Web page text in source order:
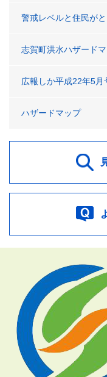
警戒レベルと住民が
志賀町洪水ハザード
広報しか平成22年5月
ハザードマップ